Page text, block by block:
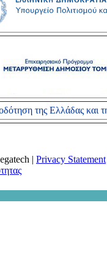
της Ελλάδας και
| Privacy Statement